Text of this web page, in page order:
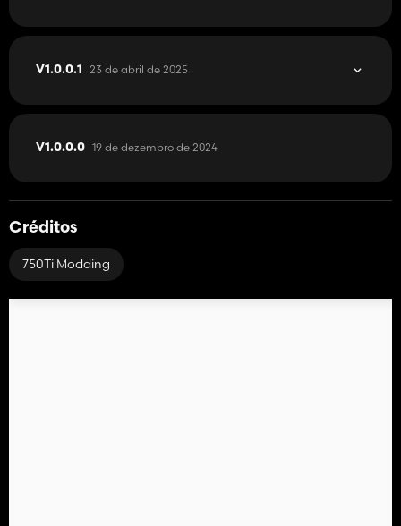
V1.0.0.1 23 de abril de 2025
V1.0.0.0 19 de dezembro de 2024
Créditos
750Ti Modding